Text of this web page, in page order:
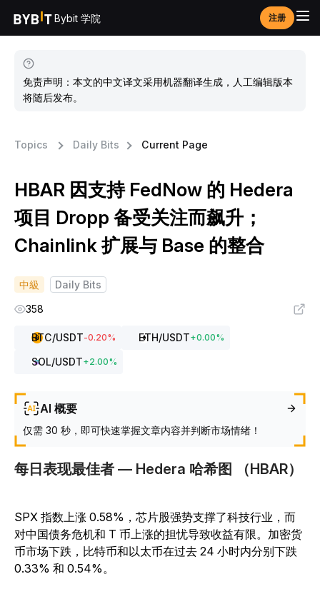
Bybit 学院 注册
免责声明：本文的中文译文采用机器翻译生成，人工编辑版本
将随后发布。
Topics Daily Bits Current Page
HBAR 因支持 FedNow 的 Hedera
项目 Dropp 备受关注而飙升；
Chainlink 扩展与 Base 的整合
中級
Daily Bits
358
BTC/USDT-0.20% ETH/USDT+0.00%
SOL/USDT+2.00%
AI 概要
仅需 30 秒，即可快速掌握文章内容并判断市场情绪！
每日表现最佳者 — Hedera 哈希图 （HBAR）
SPX 指数上涨 0.58%，芯片股强势支撑了科技行业，而
对中国债务危机和 T 币上涨的担忧导致收益有限。加密货
币市场下跌，比特币和以太币在过去 24 小时内分别下跌
0.33% 和 0.54%。